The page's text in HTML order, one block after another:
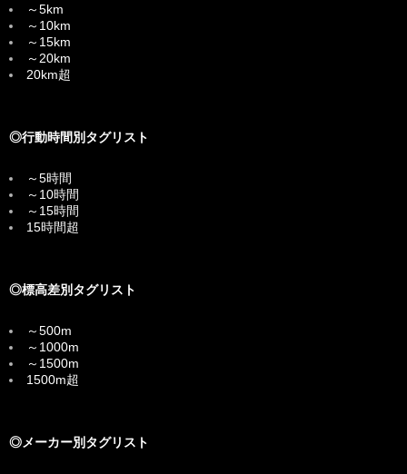
～5km
～10km
～15km
～20km
20km超
◎行動時間別タグリスト
～5時間
～10時間
～15時間
15時間超
◎標高差別タグリスト
～500m
～1000m
～1500m
1500m超
◎メーカー別タグリスト